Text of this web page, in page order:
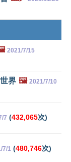
2021/7/15
界 🖼️ 2021/7/10
7 (432,065次)
7/1 (480,746次)